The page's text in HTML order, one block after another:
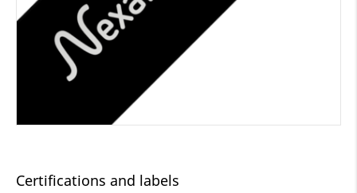
Certifications and labels